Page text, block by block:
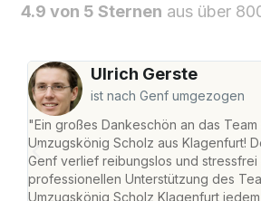
4.9 von 5 Sternen aus über
Ulrich Gerste
ist nach Genf umgezogen
"Ein großes Dankeschön an das Team
Umzugskönig Scholz aus Klagenfurt!
Genf verlief reibungslos und
professionellen Unterstützung des
Umzugskönig Scholz Klagenfurt